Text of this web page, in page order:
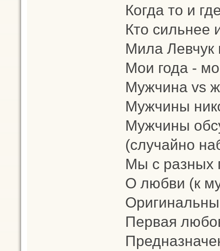
Когда то и
Кто сильнее
Мила Левчук
Мои года -
Мужчина vs
Мужчины
Мужчины
(случайно
Мы с разных
О любви (к
Первая